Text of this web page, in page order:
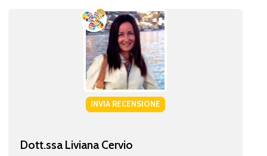
INVIA RECENSIONE
Dott.ssa Liviana Cervio